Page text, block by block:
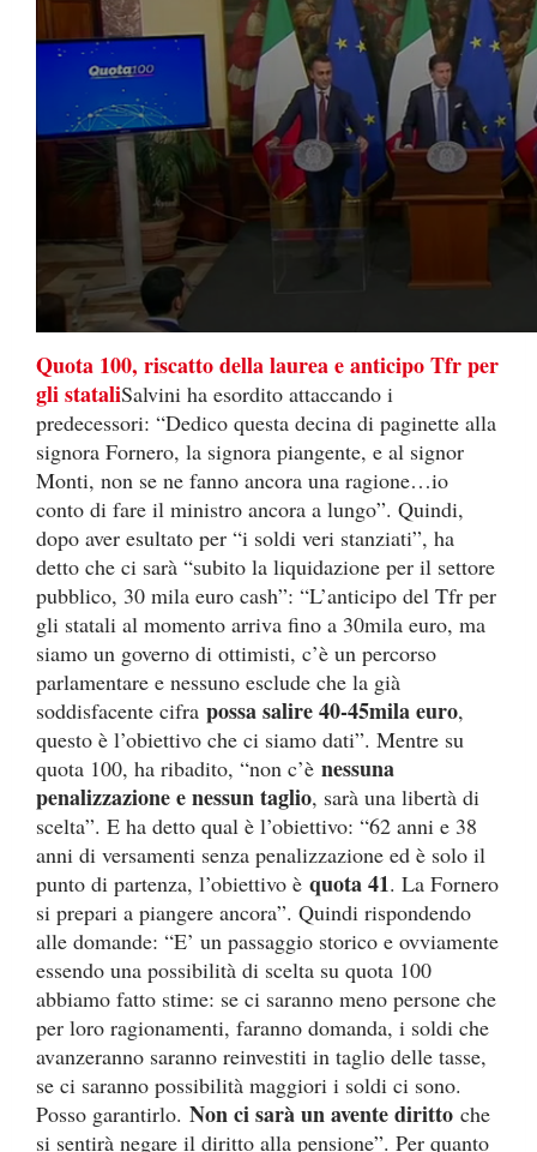
V
o
l
u
m
e
9
0
%
Quota 100, riscatto della laurea e anticipo Tfr per
gli stataliSalvini ha esordito attaccando i
predecessori: “Dedico questa decina di paginette alla
signora Fornero, la signora piangente, e al signor
Monti, non se ne fanno ancora una ragione…io
conto di fare il ministro ancora a lungo”. Quindi,
dopo aver esultato per “i soldi veri stanziati”, ha
detto che ci sarà “subito la liquidazione per il settore
pubblico, 30 mila euro cash”: “L’anticipo del Tfr per
gli statali al momento arriva fino a 30mila euro, ma
siamo un governo di ottimisti, c’è un percorso
parlamentare e nessuno esclude che la già
soddisfacente cifra possa salire 40-45mila euro,
questo è l’obiettivo che ci siamo dati”. Mentre su
quota 100, ha ribadito, “non c’è nessuna
penalizzazione e nessun taglio, sarà una libertà di
scelta”. E ha detto qual è l’obiettivo: “62 anni e 38
anni di versamenti senza penalizzazione ed è solo il
punto di partenza, l’obiettivo è quota 41. La Fornero
si prepari a piangere ancora”. Quindi rispondendo
alle domande: “E’ un passaggio storico e ovviamente
essendo una possibilità di scelta su quota 100
abbiamo fatto stime: se ci saranno meno persone che
per loro ragionamenti, faranno domanda, i soldi che
avanzeranno saranno reinvestiti in taglio delle tasse,
se ci saranno possibilità maggiori i soldi ci sono.
Posso garantirlo. Non ci sarà un avente diritto che
si sentirà negare il diritto alla pensione”. Per quanto